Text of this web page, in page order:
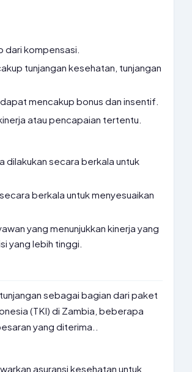
kompensasi.
tunjangan kesehatan, tunjangan
mencakup bonus dan insentif.
atau pencapaian tertentu.
dilakukan secara berkala untuk
berkala untuk menyesuaikan
yang menunjukkan kinerja yang
yang lebih tinggi.
sebagai bagian dari paket
(TKI) di Zambia, beberapa
yang diterima..
asuransi kesehatan untuk